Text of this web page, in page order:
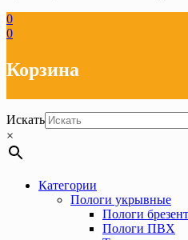
0
0
Корзина
Искать
×
Категории
Пологи укрывные
Пологи
Пологи ПВХ